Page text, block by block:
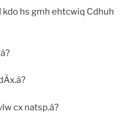
kdo hs gmh ehtcwiq Cdhuh
cx natsp.â?